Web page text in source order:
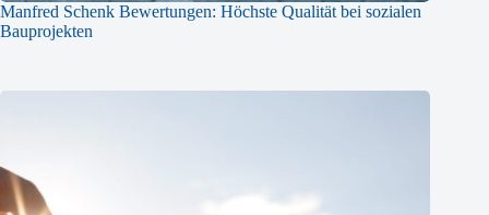
Manfred Schenk Bewertungen: Höchste Qualität bei sozialen
Bauprojekten